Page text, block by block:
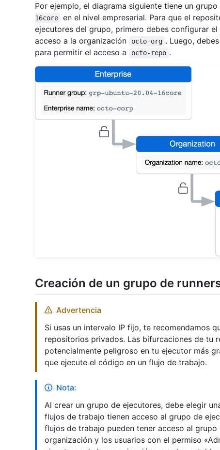
Por ejemplo, el diagrama siguiente tiene un
16core
en el nivel empresarial. Para que el
ejecutores del grupo, primero debes configurar
acceso a la organización
octo-org . Luego,
para permitir el acceso a
octo-repo .
Creación de un grupo de
Advertencia
Si usas un intervalo IP fijo, te recomendamos
repositorios privados. Las bifurcaciones de tu
potencialmente peligroso en tu ejecutor más
que ejecute el código en un flujo de trabajo.
Nota:
Al crear un grupo de ejecutores, debe elegir
flujos de trabajo tienen acceso al grupo de
flujos de trabajo pueden tener acceso al
organización y los usuarios con el permiso